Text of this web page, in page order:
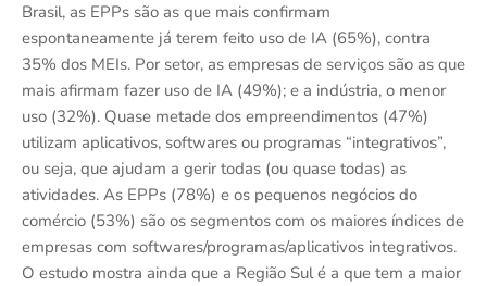
Brasil, as EPPs são as que mais confirmam
espontaneamente já terem feito uso de IA (65%), contra
35% dos MEIs. Por setor, as empresas de serviços são as que
mais afirmam fazer uso de IA (49%); e a indústria, o menor
uso (32%). Quase metade dos empreendimentos (47%)
utilizam aplicativos, softwares ou programas “integrativos”,
ou seja, que ajudam a gerir todas (ou quase todas) as
atividades. As EPPs (78%) e os pequenos negócios do
comércio (53%) são os segmentos com os maiores índices de
empresas com softwares/programas/aplicativos integrativos.
O estudo mostra ainda que a Região Sul é a que tem a maior